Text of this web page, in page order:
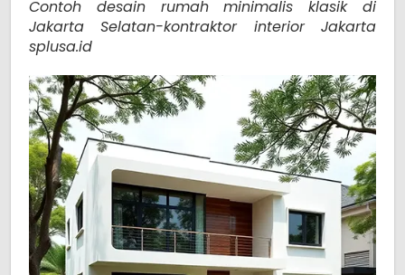
Contoh desain rumah minimalis klasik di
Jakarta Selatan-kontraktor interior Jakarta
splusa.id